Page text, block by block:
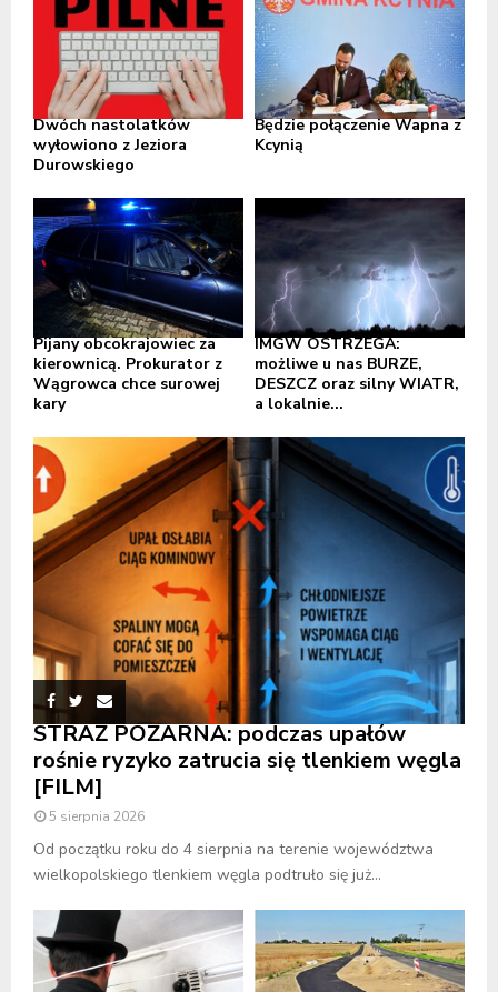
Dwóch nastolatków
wyłowiono z Jeziora
Durowskiego
Będzie połączenie Wapna z
Kcynią
Pijany obcokrajowiec za
kierownicą. Prokurator z
Wągrowca chce surowej
kary
IMGW OSTRZEGA:
możliwe u nas BURZE,
DESZCZ oraz silny WIATR,
a lokalnie...
STRAŻ POŻARNA: podczas upałów
rośnie ryzyko zatrucia się tlenkiem węgla
[FILM]
5 sierpnia 2026
Od początku roku do 4 sierpnia na terenie województwa
wielkopolskiego tlenkiem węgla podtruło się już...